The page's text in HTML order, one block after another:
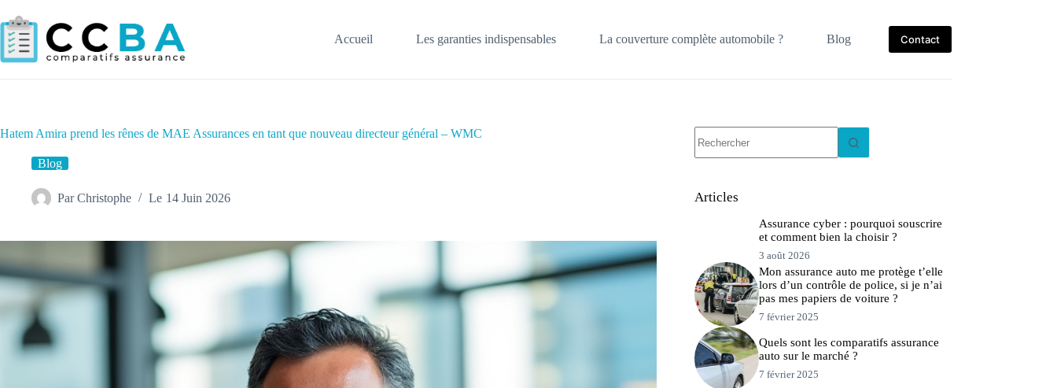
au
contenu
Accueil Les garanties indispensables La couverture complète automobile ? Blog Contact
Hatem Amira prend les rênes de MAE Assurances en tant que nouveau directeur général – WMC
Blog
Par Christophe Le 14 Juin 2026
résultat
Articles
Assurance cyber : pourquoi souscrire
et comment bien la choisir ?
3 août 2026
Mon assurance auto me protège t’elle
lors d’un contrôle de police, si je n’ai
pas mes papiers de voiture ?
7 février 2025
Quels sont les comparatifs assurance
auto sur le marché ?
7 février 2025